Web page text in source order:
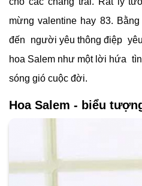
mừng valentine hay 83.
đến người yêu thông điệp
hoa Salem như một lời hứa
sóng gió cuộc đời.
Hoa Salem - biểu